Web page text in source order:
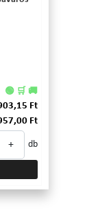
🟢 🛒 🚚
Ft
Ft
+ db